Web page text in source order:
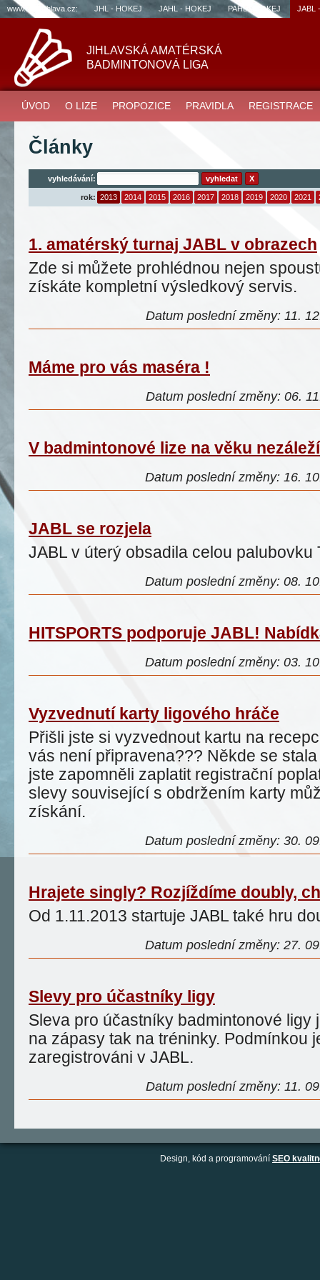
www.sportjihlava.cz: JHL - HOKEJ JAHL - HOKEJ PAHL - HOKEJ JABL
JIHLAVSKÁ AMATÉRSKÁ
BADMINTONOVÁ LIGA
ÚVOD O LIZE PROPOZICE PRAVIDLA REGISTRACE
Články
vyhledávání: X
rok: 2013 2014 2015 2016 2017 2018 2019 2020 2021
1. amatérský turnaj JABL v obrazech
Zde si můžete prohlédnou nejen
získáte kompletní výsledkový servis.
Datum poslední změny: 11.
Máme pro vás maséra !
Datum poslední změny: 06.
V badmintonové lize na věku
Datum poslední změny: 16.
JABL se rozjela
JABL v úterý obsadila celou palubovku
Datum poslední změny: 08.
HITSPORTS podporuje JABL!
Datum poslední změny: 03.
Vyzvednutí karty ligového hráče
Přišli jste si vyzvednout kartu na
vás není připravena??? Někde se
jste zapomněli zaplatit registrační
slevy související s obdržením karty
získání.
Datum poslední změny: 30.
Hrajete singly? Rozjíždíme doubly,
Od 1.11.2013 startuje JABL také hru
Datum poslední změny: 27.
Slevy pro účastníky ligy
Sleva pro účastníky badmintonové ligy
na zápasy tak na tréninky. Podmínkou
zaregistrováni v JABL.
Datum poslední změny: 11.
Design, kód a programování SEO